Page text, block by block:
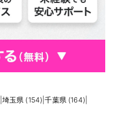
埼玉県 (154) |千葉県 (164)